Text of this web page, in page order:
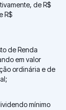
de R$
R$
de Renda
em valor
ordinária e de
mínimo